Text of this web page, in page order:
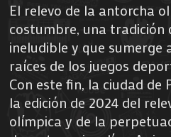
El relevo de la antorcha
costumbre, una tradición
ineludible y que sumerge
raíces de los juegos
Con este fin, la ciudad de
la edición de 2024 del
olímpica y de la